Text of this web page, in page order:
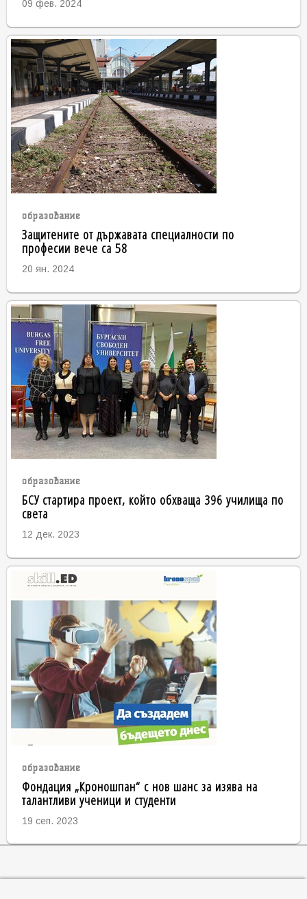
09 фев. 2024
образование
Защитените от държавата специалности по
професии вече са 58
20 ян. 2024
образование
БСУ стартира проект, който обхваща 396 училища по
света
12 дек. 2023
образование
Фондация „Кроношпан“ с нов шанс за изява на
талантливи ученици и студенти
19 сеп. 2023